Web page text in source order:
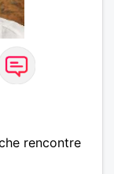
rencontre